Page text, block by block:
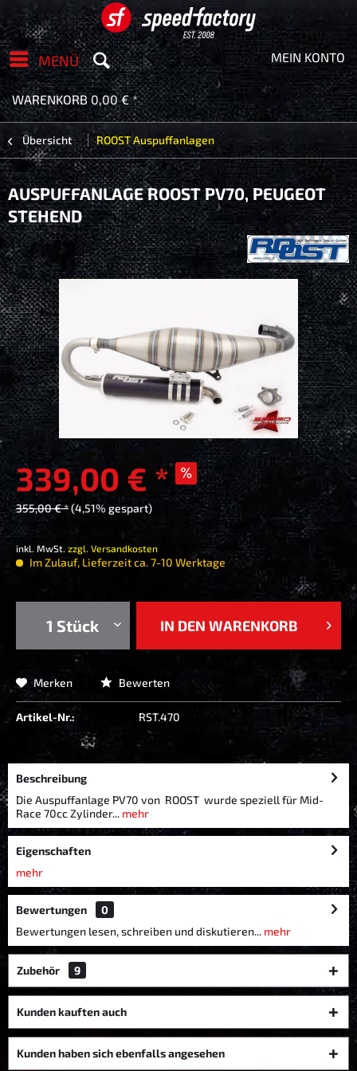
MENÜ MEIN KONTO
WARENKORB0,00 € *
Übersicht ROOST Auspuffanlagen
AUSPUFFANLAGE ROOST PV70, PEUGEOT
STEHEND
339,00 € *
355,00 € *(4,51% gespart)
inkl. MwSt. zzgl. Versandkosten
Im Zulauf, Lieferzeit ca. 7-10 Werktage
IN DEN WARENKORB
Merken Bewerten
Artikel-Nr.: RST.470
Beschreibung
Die Auspuffanlage PV70 von ROOST wurde speziell für Mid-
Race 70cc Zylinder... mehr
Eigenschaften
mehr
Bewertungen
0
Bewertungen lesen, schreiben und diskutieren... mehr
Zubehör 9
Kunden kauften auch
Kunden haben sich ebenfalls angesehen